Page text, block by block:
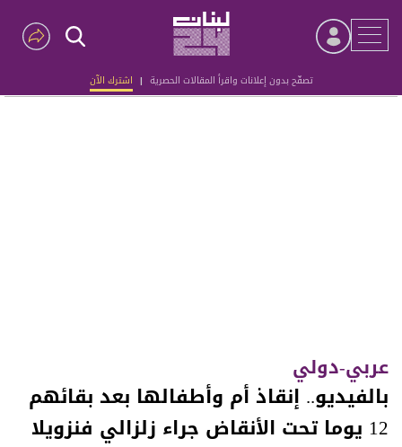
تصفّح بدون إعلانات واقرأ المقالات الحصرية | اشترك الآن
Advertisement
عربي-دولي
بالفيديو.. إنقاذ أم وأطفالها بعد بقائهم
12 يوما تحت الأنقاض جراء زلزالي فنزويلا